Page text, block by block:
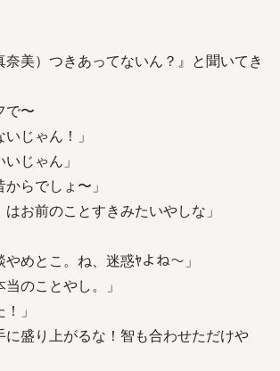
奈美）つきあってないん？』と聞いてき
で〜
じゃん！」
じゃん」
らでしょ〜」
お前のことすきみたいやしな」
めとこ。ね、迷惑ﾔよね〜」
のことやし。」
」
に盛り上がるな！智も合わせただけや